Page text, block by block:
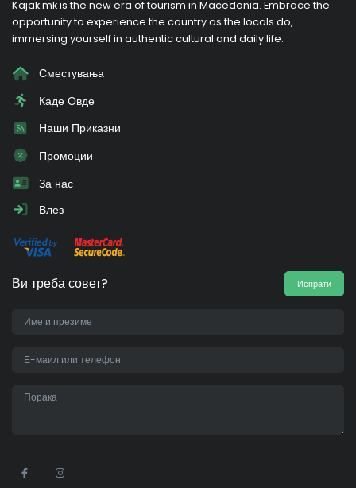
Kajak.mk is the new era of tourism in Macedonia. Embrace the
opportunity to experience the country as the locals do,
immersing yourself in authentic cultural and daily life.
Сместувања
Каде Овде
Наши Приказни
Промоции
За нас
Влез
Ви треба совет? Испрати